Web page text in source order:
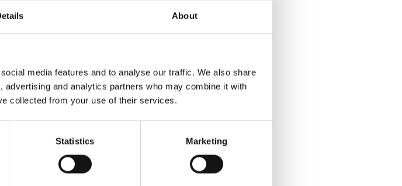
About
media features and to analyse our traffic. We also share
and analytics partners who may combine it with
collected from your use of their services.
Statistics Marketing
zowel het reinigen van riolen als voor
eenprofessionele hogedrukreiniger. Onze
en het algehele uiterlijk van de vacuümtank.
te bouwen die hydraulisch of met
pompen wel kleiner dan de pompen die direct op